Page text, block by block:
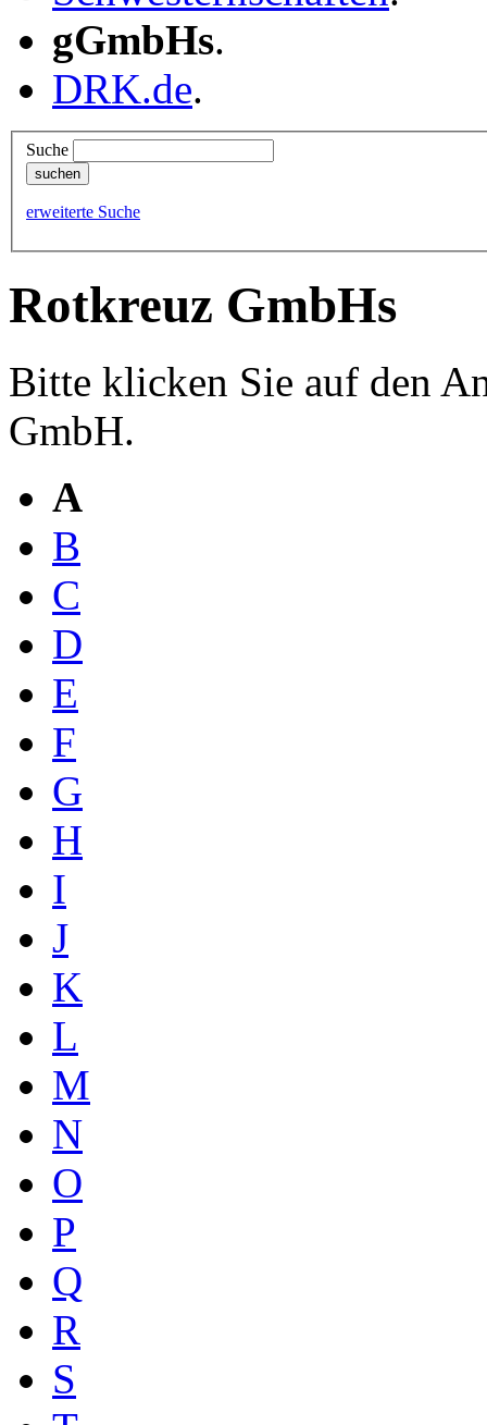
gGmbHs.
DRK.de.
Suche
erweiterte Suche
Rotkreuz GmbHs
Bitte klicken Sie auf den
GmbH.
A
B
C
D
E
F
G
H
I
J
K
L
M
N
O
P
Q
R
S